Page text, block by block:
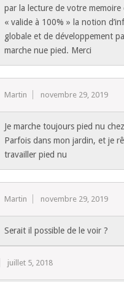
par la lecture de votre memoire
« valide à 100% » la notion
globale et de développement
marche nue pied. Merci
Martin novembre 29, 2019
Je marche toujours pied nu
Parfois dans mon jardin, et je
travailler pied nu
Martin novembre 29, 2019
Serait il possible de le voir ?
juillet 5, 2018